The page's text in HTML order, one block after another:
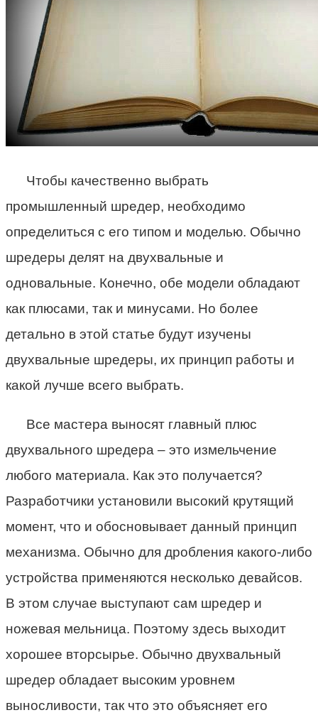
Чтобы качественно выбрать
промышленный шредер, необходимо
определиться с его типом и моделью. Обычно
шредеры делят на двухвальные и
одновальные. Конечно, обе модели обладают
как плюсами, так и минусами. Но более
детально в этой статье будут изучены
двухвальные шредеры, их принцип работы и
какой лучше всего выбрать.
Все мастера выносят главный плюс
двухвального шредера – это измельчение
любого материала. Как это получается?
Разработчики установили высокий крутящий
момент, что и обосновывает данный принцип
механизма. Обычно для дробления какого-либо
устройства применяются несколько девайсов.
В этом случае выступают сам шредер и
ножевая мельница. Поэтому здесь выходит
хорошее вторсырье. Обычно двухвальный
шредер обладает высоким уровнем
выносливости, так что это объясняет его